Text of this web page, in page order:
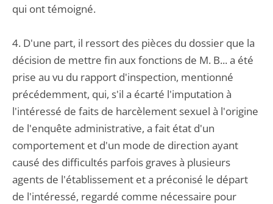
qui ont témoigné.
4. D'une part, il ressort des pièces du dossier que la
décision de mettre fin aux fonctions de M. B... a été
prise au vu du rapport d'inspection, mentionné
précédemment, qui, s'il a écarté l'imputation à
l'intéressé de faits de harcèlement sexuel à l'origine
de l'enquête administrative, a fait état d'un
comportement et d'un mode de direction ayant
causé des difficultés parfois graves à plusieurs
agents de l'établissement et a préconisé le départ
de l'intéressé, regardé comme nécessaire pour